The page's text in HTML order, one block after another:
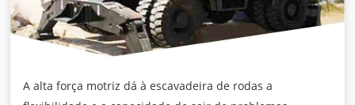
A alta força motriz dá à escavadeira de rodas a